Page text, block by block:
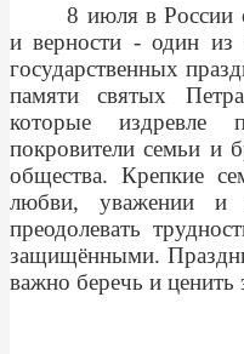
8 июля в России
и верности - один
государственных
памяти святых
которые издревле
покровители семьи и
общества. Крепкие
любви, уважении и
преодолевать
защищёнными.
важно беречь и ценить